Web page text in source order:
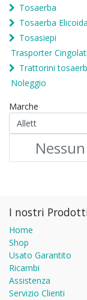
Tosaerba
Tosaerba
Tosasiepi
Trasporter Cingolati
Trattorini
Noleggio
Marche
I nostri
Home
Shop
Usato Garantito
Ricambi
Assistenza
Servizio Clienti